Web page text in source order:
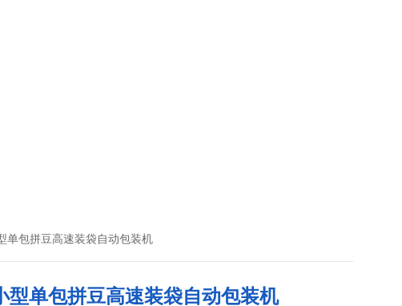
单包拼豆高速装袋自动包装机
型单包拼豆高速装袋自动包装机